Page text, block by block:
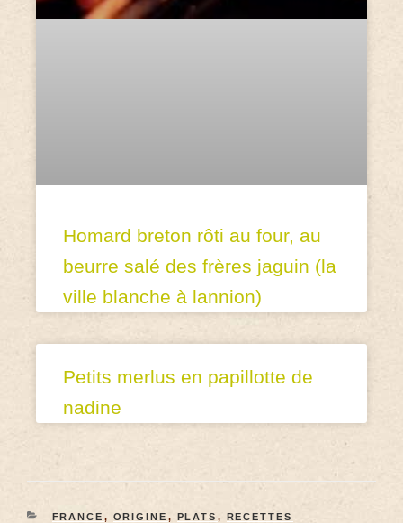
Homard breton rôti au four, au
beurre salé des frères jaguin (la
ville blanche à lannion)
Petits merlus en papillotte de
nadine
FRANCE , ORIGINE , PLATS , RECETTES